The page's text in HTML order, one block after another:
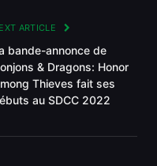
ARTICLE
bande-annonce de
& Dragons: Honor
Thieves fait ses
au SDCC 2022